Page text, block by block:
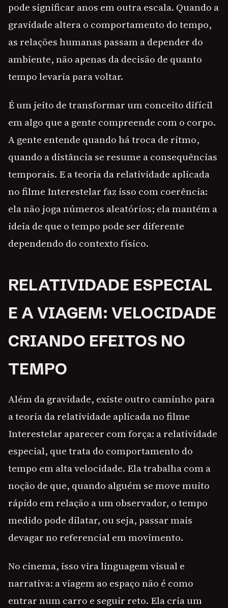
pode significar anos em outra escala. Quando a
gravidade altera o comportamento do tempo,
as relações humanas passam a depender do
ambiente, não apenas da decisão de quanto
tempo levaria para voltar.
É um jeito de transformar um conceito difícil
em algo que a gente compreende com o corpo.
A gente entende quando há troca de ritmo,
quando a distância se resume a consequências
temporais. E a teoria da relatividade aplicada
no filme Interestelar faz isso com coerência:
ela não joga números aleatórios; ela mantém a
ideia de que o tempo pode ser diferente
dependendo do contexto físico.
RELATIVIDADE ESPECIAL
E A VIAGEM: VELOCIDADE
CRIANDO EFEITOS NO
TEMPO
Além da gravidade, existe outro caminho para
a teoria da relatividade aplicada no filme
Interestelar aparecer com força: a relatividade
especial, que trata do comportamento do
tempo em alta velocidade. Ela trabalha com a
noção de que, quando alguém se move muito
rápido em relação a um observador, o tempo
medido pode dilatar, ou seja, passar mais
devagar no referencial em movimento.
No cinema, isso vira linguagem visual e
narrativa: a viagem ao espaço não é como
entrar num carro e seguir reto. Ela cria um